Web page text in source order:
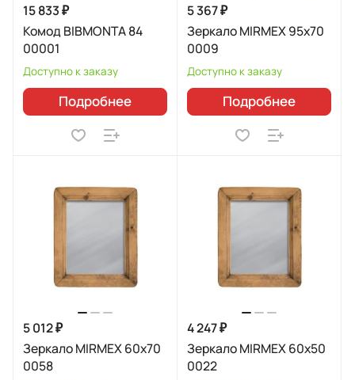
15 833 ₽
Комод BIBMONTA 84
00001
Доступно к заказу
Подробнее
5 367 ₽
Зеркало MIRMEX 95x70
0009
Доступно к заказу
Подробнее
5 012 ₽
Зеркало MIRMEX 60x70
0058
4 247 ₽
Зеркало MIRMEX 60x50
0022